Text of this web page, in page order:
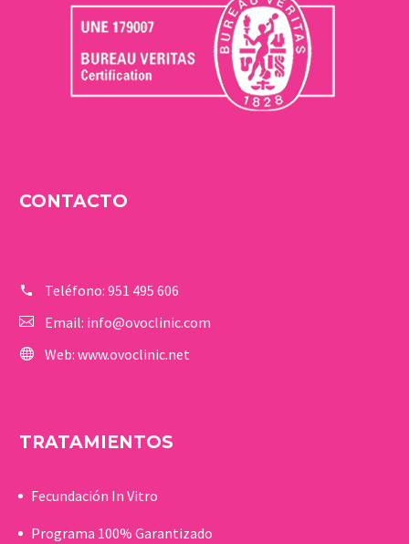
CONTACTO
Teléfono: 951 495 606
Email: info@ovoclinic.com
Web: www.ovoclinic.net
TRATAMIENTOS
Fecundación In Vitro
Programa 100% Garantizado